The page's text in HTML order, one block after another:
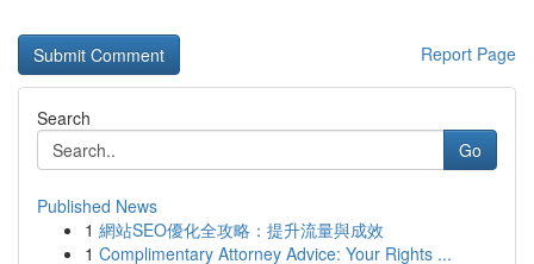
Report Page
Search
Go
Published News
1 網站SEO優化全攻略：提升流量與成效
1 Complimentary Attorney Advice: Your Rights ...